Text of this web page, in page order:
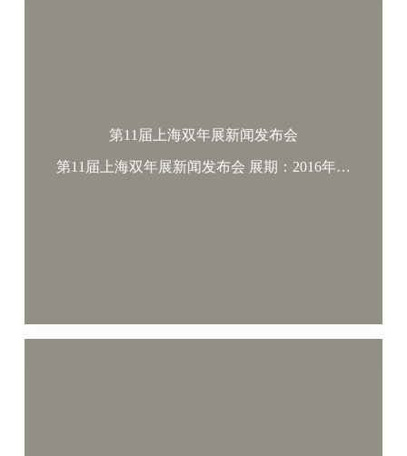
第11届上海双年展新闻发布会
第11届上海双年展新闻发布会 展期：2016年…